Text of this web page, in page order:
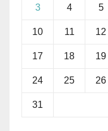
3 4 5
10 11 12
17 18 19
24 25 26
31